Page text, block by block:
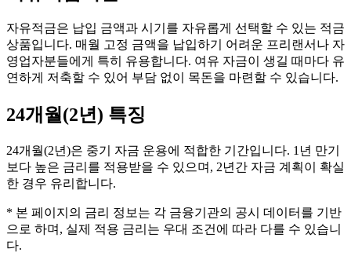
자유적금은 납입 금액과 시기를 자유롭게 선택할 수 있는 적금
상품입니다. 매월 고정 금액을 납입하기 어려운 프리랜서나 자
영업자분들에게 특히 유용합니다. 여유 자금이 생길 때마다 유
연하게 저축할 수 있어 부담 없이 목돈을 마련할 수 있습니다.
24개월(2년) 특징
24개월(2년)은 중기 자금 운용에 적합한 기간입니다. 1년 만기
보다 높은 금리를 적용받을 수 있으며, 2년간 자금 계획이 확실
한 경우 유리합니다.
* 본 페이지의 금리 정보는 각 금융기관의 공시 데이터를 기반
으로 하며, 실제 적용 금리는 우대 조건에 따라 다를 수 있습니
다.